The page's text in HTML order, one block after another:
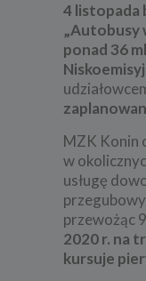
4 listopada
„Autobusy
ponad 36
MZK Konin
w
usługę
przewożąc
2020 r. na
kursuje